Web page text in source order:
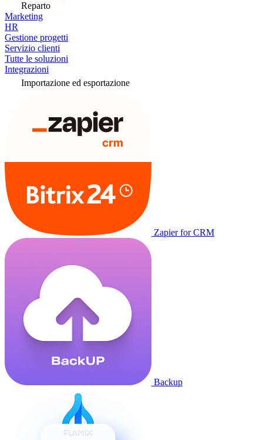
Reparto
Marketing
HR
Gestione progetti
Servizio clienti
Tutte le soluzioni
Integrazioni
Importazione ed esportazione
Zapier for CRM
Backup